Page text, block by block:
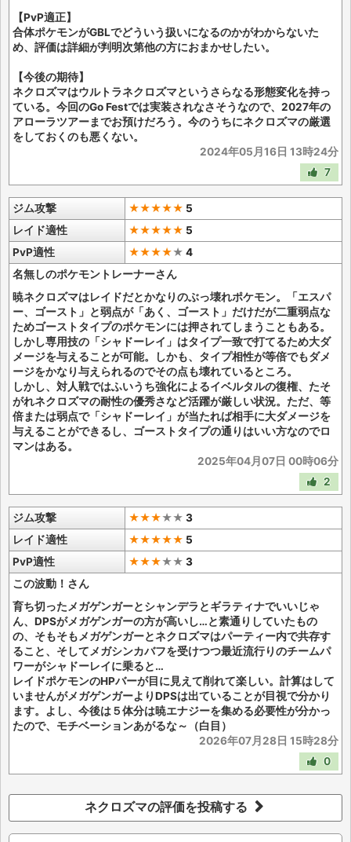
【PvP適正】
合体ポケモンがGBLでどういう扱いになるのかがわからないた
め、評価は詳細が判明次第他の方におまかせしたい。
【今後の期待】
ネクロズマはウルトラネクロズマというさらなる形態変化を持っ
ている。今回のGo Festでは実装されなさそうなので、2027年の
アローラツアーまでお預けだろう。今のうちにネクロズマの厳選
をしておくのも悪くない。
2024年05月16日 13時24分
7
ジム攻撃 ★★★★★ 5
レイド適性
★★★★★ 5
PvP適性
★★★★★ 4
名無しのポケモントレーナーさん
暁ネクロズマはレイドだとかなりのぶっ壊れポケモン。「エスパ
ー、ゴースト」と弱点が「あく、ゴースト」だけだが二重弱点な
ためゴーストタイプのポケモンには押されてしまうこともある。
しかし専用技の「シャドーレイ」はタイプ一致で打てるため大ダ
メージを与えることが可能。しかも、タイプ相性が等倍でもダメ
ージをかなり与えられるのでその点も壊れているところ。
しかし、対人戦ではふいうち強化によるイベルタルの復権、たそ
がれネクロズマの耐性の優秀さなど活躍が厳しい状況。ただ、等
倍または弱点で「シャドーレイ」が当たれば相手に大ダメージを
与えることができるし、ゴーストタイプの通りはいい方なのでロ
マンはある。
2025年04月07日 00時06分
2
ジム攻撃 ★★★★★ 3
レイド適性
★★★★★ 5
PvP適性
★★★★★ 3
この波動！さん
育ち切ったメガゲンガーとシャンデラとギラティナでいいじゃ
ん、DPSがメガゲンガーの方が高いし…と素通りしていたもの
の、そもそもメガゲンガーとネクロズマはパーティー内で共存す
ること、そしてメガシンカバフを受けつつ最近流行りのチームパ
ワーがシャドーレイに乗ると…
レイドポケモンのHPバーが目に見えて削れて楽しい。計算はして
いませんがメガゲンガーよりDPSは出ていることが目視で分かり
ます。よし、今後は５体分は暁エナジーを集める必要性が分かっ
たので、モチベーションあがるな～（白目）
2026年07月28日 15時28分
0
ネクロズマの評価を投稿する